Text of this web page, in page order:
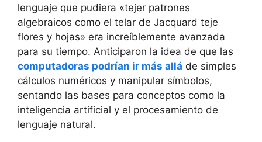
lenguaje que pudiera «tejer patrones
algebraicos como el telar de Jacquard teje
flores y hojas» era increíblemente avanzada
para su tiempo. Anticiparon la idea de que las
computadoras podrían ir más allá de simples
cálculos numéricos y manipular símbolos,
sentando las bases para conceptos como la
inteligencia artificial y el procesamiento de
lenguaje natural.